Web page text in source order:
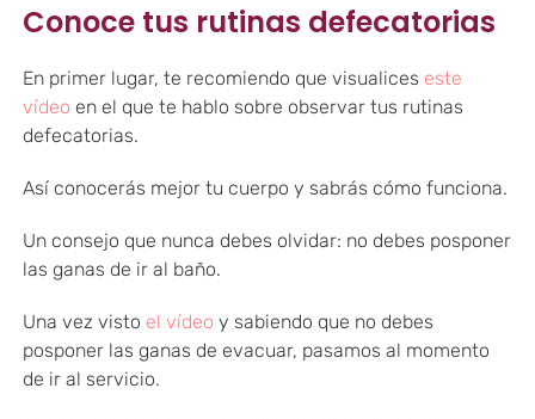
Conoce tus rutinas defecatorias
En primer lugar, te recomiendo que visualices este
vídeo en el que te hablo sobre observar tus rutinas
defecatorias.
Así conocerás mejor tu cuerpo y sabrás cómo funciona.
Un consejo que nunca debes olvidar: no debes posponer
las ganas de ir al baño.
Una vez visto el vídeo y sabiendo que no debes
posponer las ganas de evacuar, pasamos al momento
de ir al servicio.